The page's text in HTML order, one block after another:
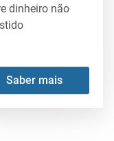
dinheiro não
Saber mais